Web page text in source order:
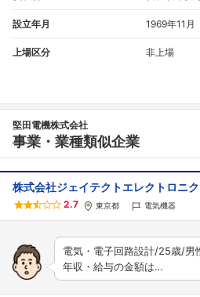
設立年月 1969年11月
上場区分 非上場
堅田電機株式会社
事業・業種類似企業
株式会社ジェイテクトエレクトロニ
2.7 東京都 電気機器
電気・電子回路設計/25歳/
年収・給与の金額は…